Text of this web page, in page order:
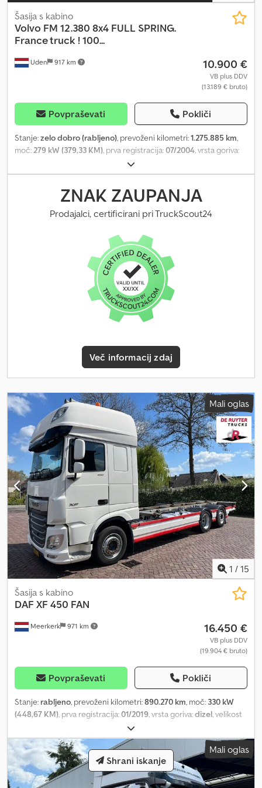
Uden 917 km
Šasija s kabino
Volvo FM 12.380 8x4 FULL SPRING.
France truck ! 100...
10.900 €
VB plus DDV
(13.189 € bruto)
Povpraševati Pokliči
Stanje:zelo dobro (rabljeno), prevoženi kilometri:1.275.885 km,
moč:279 kW (379,33 KM), prva registracija:07/2004, vrsta goriva:
315/80 R22.5
gorivo:dizel, zavore:zaviranje z motorjem, voznikova kabina:
dnevna kabina, vrsta prenosa: samodejen , emisijski razred:
, vzmetenje:drugo, skupna dolžina:10.300 mm, skupna širina:
, skupna višina:3.000 mm, Leto izdelave:2004, Oprema:
, = Dodatne možnosti in oprema = -
Aluminijast rezervoar za gorivo - Ojačevalnik zavorne sile - Strešni
spojler - Sedeži z zračno vzmetenjem - Radio/CD predvajalnik -
Spalna kabina - Sončna zaščitna loputa - Neodvisno gretje =
Opombe = PREVOZ DO ANTWERPNA 590 EUR = Dodatne
informacije = Konfiguracija osi Dimenzija pnevmatik: 315/80 R22.5
Dsdpfszrm E Isx Adzsck Sprednja os 1: krmiljena; Vzmetenje:
parabolično vzmetenje Sprednja os 2: krmiljena; Vzmetenje:
listnato vzmetenje Zadnja os 2: dvojna montaža; Vzmetenje:
listnato vzmetenje Teže Lastna teža: 13.980 kg Nosilnost: 22.020 kg
Dovoljena skupna masa: 36.000 kg Stanje Tehnično stanje: zelo
številka: 17
ZNAK ZAUPANJA
Prodajalci, certificirani pri TruckScout24
Več informacij zdaj
Mali oglas
1 / 15
Meerkerk 971 km
Šasija s kabino
DAF XF 450 FAN
16.450 €
VB plus DDV
(19.904 € bruto)
Povpraševati Pokliči
Stanje: rabljeno, prevoženi kilometri:890.270 km, moč: 330 kW
(448,67 KM) , prva registracija:01/2019 , vrsta goriva:dizel , velikost
, konfiguracija osi:
6.000 mm, gorivo:dizel, kapaciteta rezervoarja za gorivo:545 l,
zavore:zaviranje z motorjem, barva:bela, voznikova kabina:
spalna kabina, vrsta prenosa:samodejen, emisijski razred:
število sedežev:
, skupna dolžina: 9.450 mm, skupna širina:2.550
Mali oglas
Shrani iskanje